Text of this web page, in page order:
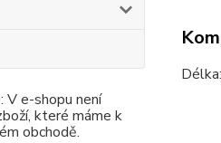
V e-shopu není
které máme k
obchodě.